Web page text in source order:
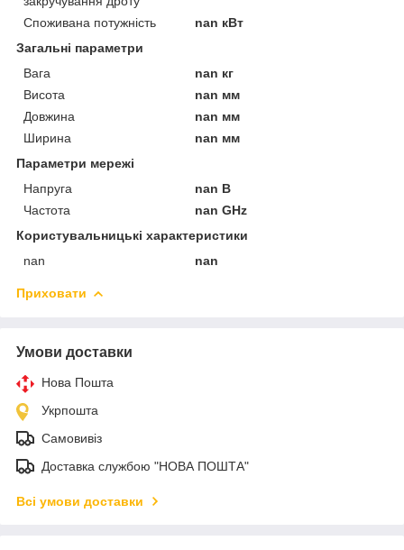
Споживана потужність
nan кВт
Загальні параметри
Вага
nan кг
Висота
nan мм
Довжина
nan мм
Ширина
nan мм
Параметри мережі
Напруга
nan В
Частота
nan GHz
Користувальницькі характеристики
nan
nan
Приховати
Умови доставки
Нова Пошта
Укрпошта
Самовивіз
Доставка службою "НОВА ПОШТА"
Всі умови доставки